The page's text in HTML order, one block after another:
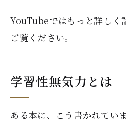
YouTubeではもっと詳しく
ご覧ください。
学習性無気力とは
ある本に、こう書かれていま